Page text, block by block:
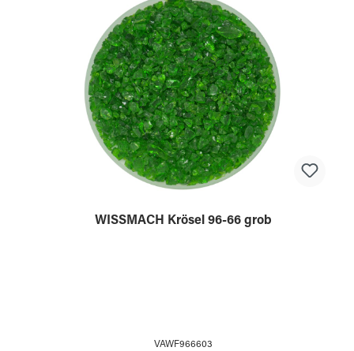
WISSMACH Krösel 96-66 grob
VAWF966603